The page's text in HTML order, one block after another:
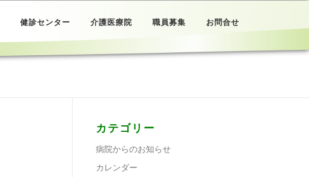
健診センター 介護医療院 職員募集 お問合せ
カテゴリー
病院からのお知らせ
カレンダー